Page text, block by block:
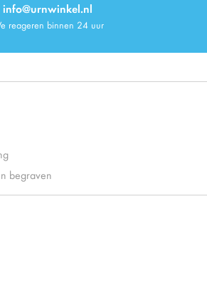
info@urnwinkel.nl
reageren binnen 24 uur
begraven